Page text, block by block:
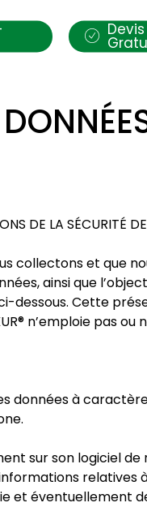
Devis
DE LA SÉCURITÉ
collectons et que
ainsi que
dessous. Cette
n’emploie pas ou
données à
sur son logiciel
relatives
et éventuellement